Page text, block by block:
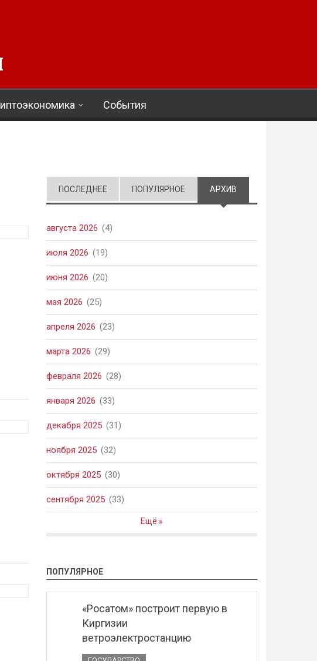
События
ПОСЛЕДНЕЕ ПОПУЛЯРНОЕ АРХИВ
августа 2026 (4)
июля 2026 (19)
июня 2026 (20)
мая 2026 (25)
апреля 2026 (23)
марта 2026 (29)
февраля 2026 (28)
января 2026 (33)
декабря 2025 (31)
ноября 2025 (32)
октября 2025 (30)
сентября 2025 (33)
Ещё
ПОПУЛЯРНОЕ
«Росатом» построит первую в
Киргизии
ветроэлектростанцию